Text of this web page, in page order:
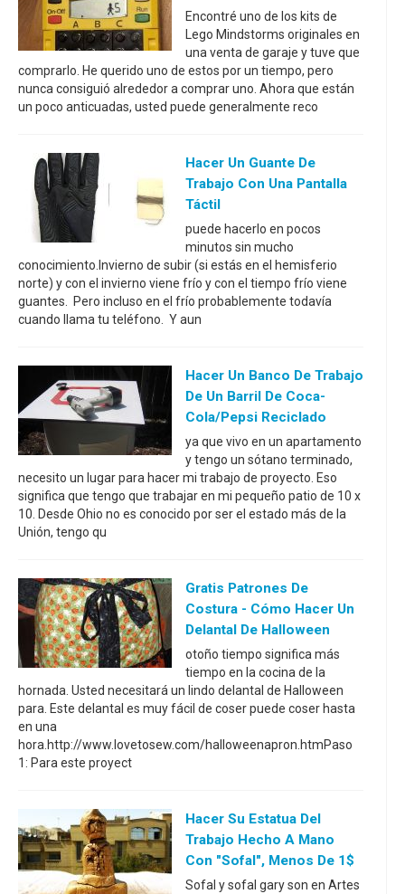
Encontré uno de los kits de
Lego Mindstorms originales en
una venta de garaje y tuve que
comprarlo. He querido uno de estos por un tiempo, pero
nunca consiguió alrededor a comprar uno. Ahora que están
un poco anticuadas, usted puede generalmente reco
Hacer Un Guante De
Trabajo Con Una Pantalla
Táctil
puede hacerlo en pocos
minutos sin mucho
conocimiento.Invierno de subir (si estás en el hemisferio
norte) y con el invierno viene frío y con el tiempo frío viene
guantes. Pero incluso en el frío probablemente todavía
cuando llama tu teléfono. Y aun
Hacer Un Banco De Trabajo
De Un Barril De Coca-
Cola/Pepsi Reciclado
ya que vivo en un apartamento
y tengo un sótano terminado,
necesito un lugar para hacer mi trabajo de proyecto. Eso
significa que tengo que trabajar en mi pequeño patio de 10 x
10. Desde Ohio no es conocido por ser el estado más de la
Unión, tengo qu
Gratis Patrones De
Costura - Cómo Hacer Un
Delantal De Halloween
otoño tiempo significa más
tiempo en la cocina de la
hornada. Usted necesitará un lindo delantal de Halloween
para. Este delantal es muy fácil de coser puede coser hasta
en una
hora.http://www.lovetosew.com/halloweenapron.htmPaso
1: Para este proyect
Hacer Su Estatua Del
Trabajo Hecho A Mano
Con "sofal", Menos De 1$
Sofal y sofal gary son en Artes